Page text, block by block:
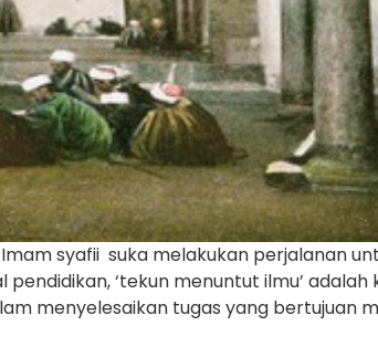
syafii suka melakukan perjalanan
‘tekun menuntut ilmu’ adalah
menyelesaikan tugas yang bertujuan